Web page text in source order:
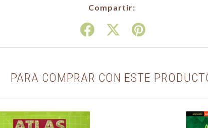
Compartir:
PARA COMPRAR CON ESTE